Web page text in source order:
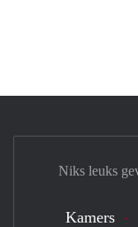
Niks leuks
Kamers